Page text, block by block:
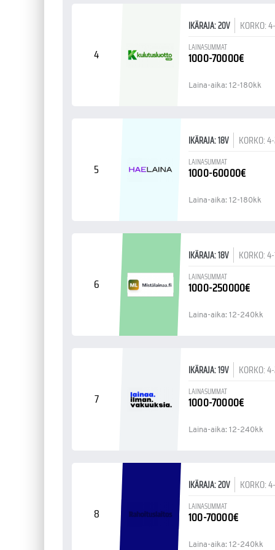
4
IKÄRAJA: 20V KORKO:
LAINASUMMAT
1000-70000€
Laina-aika: 12-180kk
5
IKÄRAJA: 18V KORKO:
LAINASUMMAT
1000-60000€
Laina-aika: 12-180kk
6
IKÄRAJA: 18V KORKO:
LAINASUMMAT
1000-250000€
Laina-aika: 12-240kk
7
IKÄRAJA: 19V KORKO:
LAINASUMMAT
1000-70000€
Laina-aika: 12-240kk
8
IKÄRAJA: 20V KORKO:
LAINASUMMAT
100-70000€
Laina-aika: 12-240kk